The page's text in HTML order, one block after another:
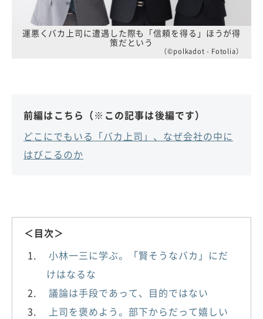
運悪くバカ上司に遭遇した際も「信頼を得る」ほうが得
策だという
（©polkadot - Fotolia）
前編はこちら（※この記事は後編です）
どこにでもいる「バカ上司」、なぜ会社の中に
はびこるのか
＜目次＞
小林一三に学ぶ。「賢そうなバカ」にだ
けはなるな
議論は手段であって、目的ではない
上司を褒めよう。部下からだって嬉しい